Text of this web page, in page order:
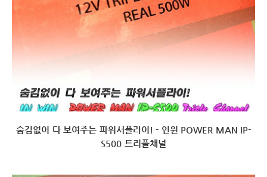
숨김없이 다 보여주는 파워서플라이! - 인윈 POWER MAN IP-
S500 트리플채널